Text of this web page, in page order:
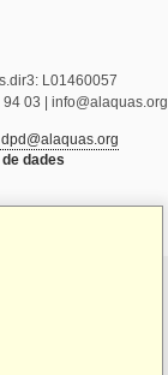
L01460057
03 | info@alaquas.org
dades